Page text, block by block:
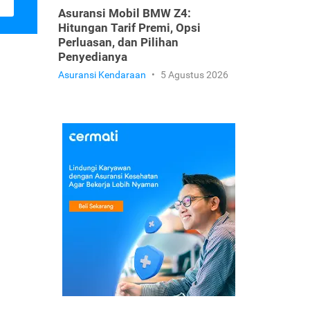
Asuransi Mobil BMW Z4:
Hitungan Tarif Premi, Opsi
Perluasan, dan Pilihan
Penyedianya
Asuransi Kendaraan • 5 Agustus 2026